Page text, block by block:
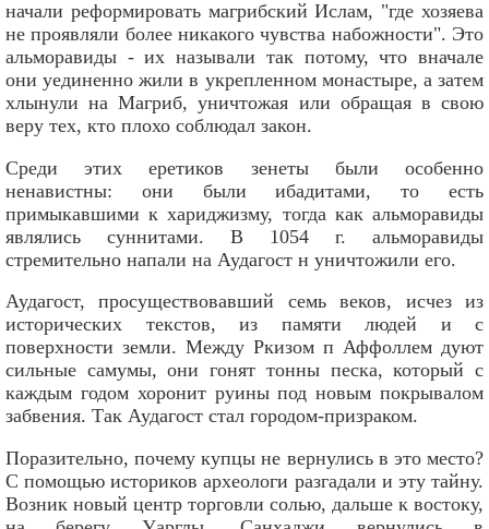
начали реформировать магрибский Ислам, "где хозяева
не проявляли более никакого чувства набожности". Это
альморавиды - их называли так потому, что вначале
они уединенно жили в укрепленном монастыре, а затем
хлынули на Магриб, уничтожая или обращая в свою
веру тех, кто плохо соблюдал закон.
Среди этих еретиков зенеты были особенно
ненавистны: они были ибадитами, то есть
примыкавшими к хариджизму, тогда как альморавиды
являлись суннитами. В 1054 г. альморавиды
стремительно напали на Аудагост н уничтожили его.
Аудагост, просуществовавший семь веков, исчез из
исторических текстов, из памяти людей и с
поверхности земли. Между Ркизом п Аффоллем дуют
сильные самумы, они гонят тонны песка, который с
каждым годом хоронит руины под новым покрывалом
забвения. Так Аудагост стал городом-призраком.
Поразительно, почему купцы не вернулись в это место?
С помощью историков археологи разгадали и эту тайну.
Возник новый центр торговли солью, дальше к востоку,